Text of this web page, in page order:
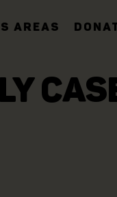
AREAS